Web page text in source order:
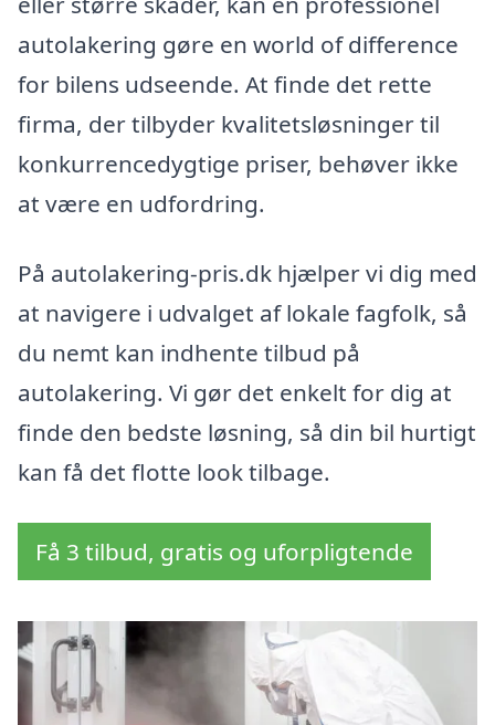
autolakering gøre en world of difference
for bilens udseende. At finde det rette
firma, der tilbyder kvalitetsløsninger til
konkurrencedygtige priser, behøver ikke
at være en udfordring.
På autolakering-pris.dk hjælper vi dig med
at navigere i udvalget af lokale fagfolk, så
du nemt kan indhente tilbud på
autolakering. Vi gør det enkelt for dig at
finde den bedste løsning, så din bil hurtigt
kan få det flotte look tilbage.
Få 3 tilbud, gratis og uforpligtende